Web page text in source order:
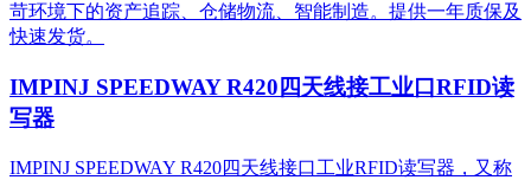
苛环境下的资产追踪、仓储物流、智能制造。提供一年质保及
快速发货。
IMPINJ SPEEDWAY R420四天线接工业口RFID读
写器
IMPINJ SPEEDWAY R420四天线接口工业RFID读写器，又称